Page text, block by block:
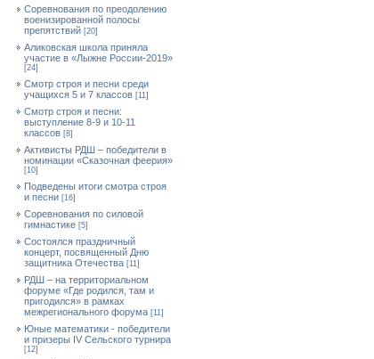
Cоревнования по преодолению
военизированной полосы
препятствий [20]
Аликовская школа приняла
участие в «Лыжне России-2019»
[24]
Смотр строя и песни среди
учащихся 5 и 7 классов [11]
Смотр строя и песни:
выступление 8-9 и 10-11
классов [8]
Активисты РДШ – победители в
номинации «Сказочная феерия»
[10]
Подведены итоги смотра строя
и песни [16]
Соревнования по силовой
гимнастике [5]
Состоялся праздничный
концерт, посвященный Дню
защитника Отечества [11]
РДШ – на территориальном
форуме «Где родился, там и
пригодился» в рамках
межрегионального форума [11]
Юные математики - победители
и призеры IV Сельского турнира
[12]